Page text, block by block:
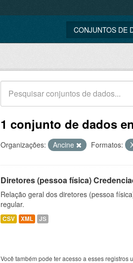
CONJUNTOS DE
1 conjunto de dados
Organizações: Ancine Formatos:
Diretores (pessoa física)
Relação geral dos diretores (pessoa
regular.
CSV XML JS
Você também pode ter acesso a esses registros